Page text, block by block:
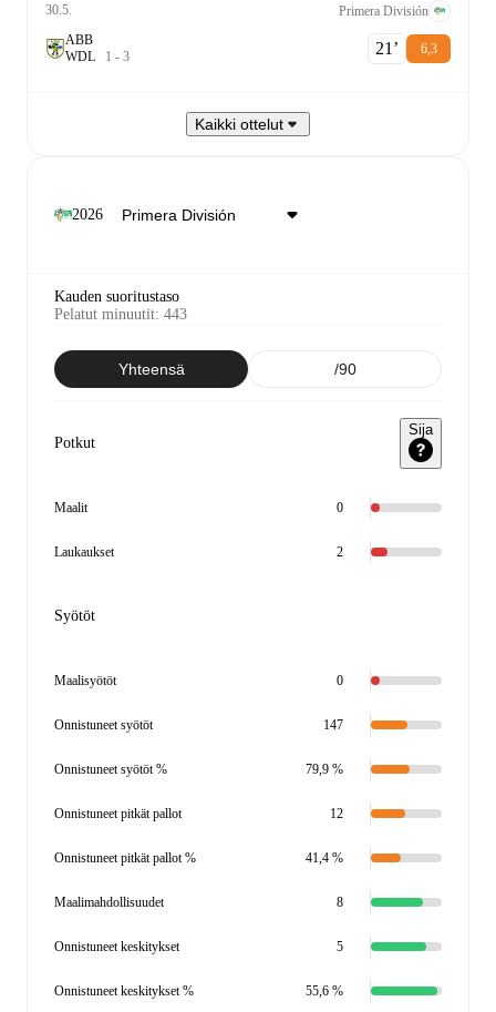
30.5.
Primera División
ABB
WDL 1 - 3 21‎’‎ 6,3
Kaikki ottelut
2026
Kauden suoritustaso
Pelatut minuutit: 443
Yhteensä /90
Potkut
Sija
Maalit 0
Laukaukset 2
Syötöt
Maalisyötöt 0
Onnistuneet syötöt 147
Onnistuneet syötöt % 79,9 %
Onnistuneet pitkät pallot 12
Onnistuneet pitkät pallot % 41,4 %
Maalimahdollisuudet 8
Onnistuneet keskitykset 5
Onnistuneet keskitykset % 55,6 %